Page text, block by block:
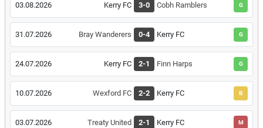
03.08.2026 Kerry FC 3-0 Cobh Ramblers G
31.07.2026 Bray Wanderers 0-4 Kerry FC G
24.07.2026 Kerry FC 2-1 Finn Harps G
10.07.2026 Wexford FC 2-2 Kerry FC B
03.07.2026 Treaty United 2-1 Kerry FC M